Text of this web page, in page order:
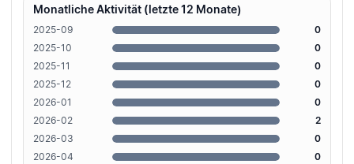
Monatliche Aktivität (letzte 12 Monate)
2025-09
0
2025-10
0
2025-11
0
2025-12
0
2026-01
0
2026-02
2
2026-03
0
2026-04
0